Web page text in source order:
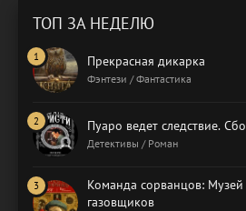
ТОП ЗА НЕДЕЛЮ
Прекрасная дикарка
Фэнтези / Фантастика
Пуаро ведет следствие.
Детективы / Роман
Команда сорванцов:
газовщиков